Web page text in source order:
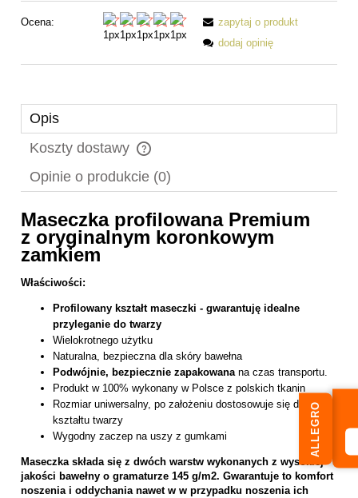
Ocena:
zapytaj o produkt
dodaj opinię
Opis
Koszty dostawy
Cena nie zawiera ewentualnych kosztów płatności
Opinie o produkcie (0)
Maseczka profilowana Premium
z oryginalnym koronkowym
zamkiem
Właściwości:
Profilowany kształt maseczki - gwarantuję idealne
przyleganie do twarzy
Wielokrotnego użytku
Naturalna, bezpieczna dla skóry bawełna
Podwójnie, bezpiecznie zapakowana na czas transportu.
Produkt w 100% wykonany w Polsce z polskich tkanin
Rozmiar uniwersalny, po założeniu dostosowuje się do
kształtu twarzy
Wygodny zaczep na uszy z gumkami
Maseczka składa się z dwóch warstw wykonanych z wysokiej
jakości bawełny o gramaturze 145 g/m2. Gwarantuje to komfort
noszenia i oddychania nawet w w przypadku noszenia ich
ALLEGRO